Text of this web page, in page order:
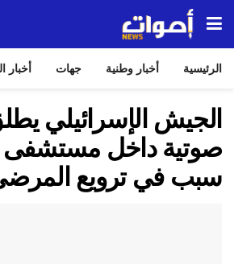
الرئيسية أخبار وطنية جهات أخبار
الجيش الإسرائيلي
صوتية داخل
سبب في ترويع